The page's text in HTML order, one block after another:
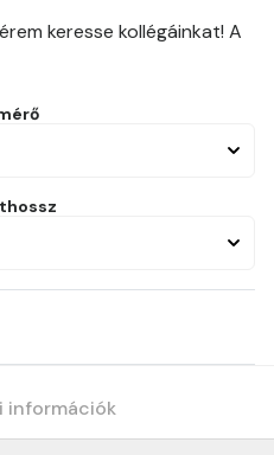
keresse kollégáinkat! A
információk